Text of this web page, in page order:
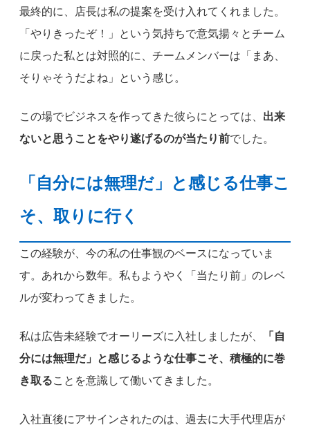
最終的に、店長は私の提案を受け入れてくれました。
「やりきったぞ！」という気持ちで意気揚々とチーム
に戻った私とは対照的に、チームメンバーは「まあ、
そりゃそうだよね」という感じ。
この場でビジネスを作ってきた彼らにとっては、 出来
ないと思うことをやり遂げるのが当たり前でした。
「自分には無理だ」と感じる仕事こ
そ、取りに行く
この経験が、今の私の仕事観のベースになっていま
す。あれから数年。私もようやく「当たり前」のレベ
ルが変わってきました。
私は広告未経験でオーリーズに入社しましたが、
「自
分には無理だ」と感じるような仕事こそ、積極的に巻
き取ることを意識して働いてきました。
入社直後にアサインされたのは、過去に大手代理店が